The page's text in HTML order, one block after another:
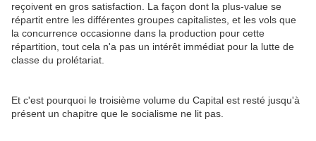
reçoivent en gros satisfaction. La façon dont la plus-value se
répartit entre les différentes groupes capitalistes, et les vols que
la concurrence occasionne dans la production pour cette
répartition, tout cela n'a pas un intérêt immédiat pour la lutte de
classe du prolétariat.
Et c'est pourquoi le troisième volume du Capital est resté jusqu'à
présent un chapitre que le socialisme ne lit pas.